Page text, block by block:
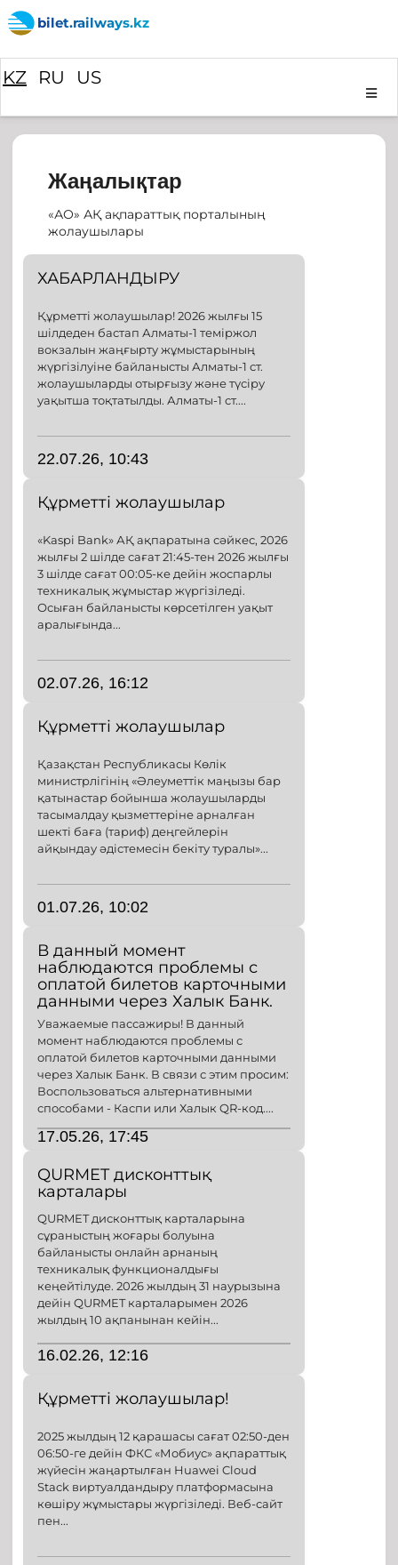
bilet.railways.kz
KZ RU US
Жаңалықтар
«АО» АҚ ақпараттық порталының
жолаушылары
ХАБАРЛАНДЫРУ
Құрметті жолаушылар! 2026 жылғы 15
шілдеден бастап Алматы-1 теміржол
вокзалын жаңғырту жұмыстарының
жүргізілуіне байланысты Алматы-1 ст.
жолаушыларды отырғызу және түсіру
уақытша тоқтатылды. Алматы-1 ст....
22.07.26, 10:43
Құрметті жолаушылар
«Kaspi Bank» АҚ ақпаратына сәйкес, 2026
жылғы 2 шілде сағат 21:45-тен 2026 жылғы
3 шілде сағат 00:05-ке дейін жоспарлы
техникалық жұмыстар жүргізіледі.
Осыған байланысты көрсетілген уақыт
аралығында...
02.07.26, 16:12
Құрметті жолаушылар
Қазақстан Республикасы Көлік
министрлігінің «Әлеуметтік маңызы бар
қатынастар бойынша жолаушыларды
тасымалдау қызметтеріне арналған
шекті баға (тариф) деңгейлерін
айқындау әдістемесін бекіту туралы»...
01.07.26, 10:02
В данный момент
наблюдаются проблемы с
оплатой билетов карточными
данными через Халык Банк.
Уважаемые пассажиры! В данный
момент наблюдаются проблемы с
оплатой билетов карточными данными
через Халык Банк. В связи с этим просим:
Воспользоваться альтернативными
способами - Каспи или Халык QR-код....
17.05.26, 17:45
QURMET дисконттық
карталары
QURMET дисконттық карталарына
сұраныстың жоғары болуына
байланысты онлайн арнаның
техникалық функционалдығы
кеңейтілуде. 2026 жылдың 31 наурызына
дейін QURMET карталарымен 2026
жылдың 10 ақпанынан кейін...
16.02.26, 12:16
Құрметті жолаушылар!
2025 жылдың 12 қарашасы сағат 02:50-ден
06:50-ге дейін ФКС «Мобиус» ақпараттық
жүйесін жаңартылған Huawei Cloud
Stack виртуалдандыру платформасына
көшіру жұмыстары жүргізіледі. Веб-сайт
пен...